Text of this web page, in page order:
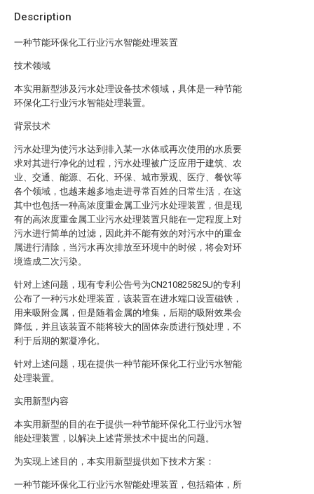
Description
一种节能环保化工行业污水智能处理装置
技术领域
本实用新型涉及污水处理设备技术领域，具体是一种节能
环保化工行业污水智能处理装置。
背景技术
污水处理为使污水达到排入某一水体或再次使用的水质要
求对其进行净化的过程，污水处理被广泛应用于建筑、农
业、交通、能源、石化、环保、城市景观、医疗、餐饮等
各个领域，也越来越多地走进寻常百姓的日常生活，在这
其中也包括一种高浓度重金属工业污水处理装置，但是现
有的高浓度重金属工业污水处理装置只能在一定程度上对
污水进行简单的过滤，因此并不能有效的对污水中的重金
属进行清除，当污水再次排放至环境中的时候，将会对环
境造成二次污染。
针对上述问题，现有专利公告号为CN210825825U的专利
公布了一种污水处理装置，该装置在进水端口设置磁铁，
用来吸附金属，但是随着金属的堆集，后期的吸附效果会
降低，并且该装置不能将较大的固体杂质进行预处理，不
利于后期的絮凝净化。
针对上述问题，现在提供一种节能环保化工行业污水智能
处理装置。
实用新型内容
本实用新型的目的在于提供一种节能环保化工行业污水智
能处理装置，以解决上述背景技术中提出的问题。
为实现上述目的，本实用新型提供如下技术方案：
一种节能环保化工行业污水智能处理装置，包括箱体，所